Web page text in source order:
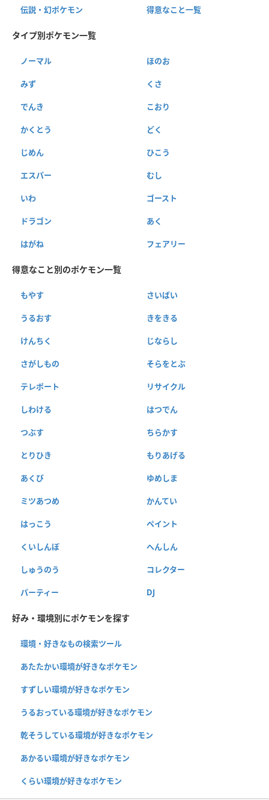
伝説・幻ポケモン 得意なこと一覧
タイプ別ポケモン一覧
ノーマル ほのお
みず くさ
でんき こおり
かくとう どく
じめん ひこう
エスパー むし
いわ ゴースト
ドラゴン あく
はがね フェアリー
得意なこと別のポケモン一覧
もやす さいばい
うるおす きをきる
けんちく じならし
さがしもの そらをとぶ
テレポート リサイクル
しわける はつでん
つぶす ちらかす
とりひき もりあげる
あくび ゆめしま
ミツあつめ かんてい
はっこう ペイント
くいしんぼ へんしん
しゅうのう コレクター
パーティー DJ
好み・環境別にポケモンを探す
環境・好きなもの検索ツール
あたたかい環境が好きなポケモン
すずしい環境が好きなポケモン
うるおっている環境が好きなポケモン
乾そうしている環境が好きなポケモン
あかるい環境が好きなポケモン
くらい環境が好きなポケモン